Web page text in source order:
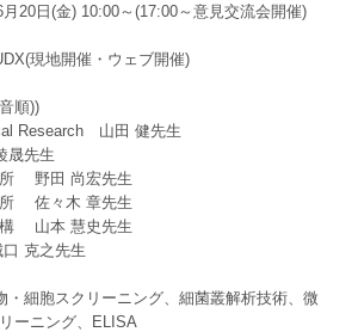
20日(金) 10:00～(17:00～意見交流会開催)
現地開催・ウェブ開催)
順))
Research 山田 健先生
晟先生
所 野田 尚宏先生
所 佐々木 章先生
構 山本 慧史先生
克之先生
・細胞スクリーニング、細菌叢解析技術、微
ーニング、ELISA